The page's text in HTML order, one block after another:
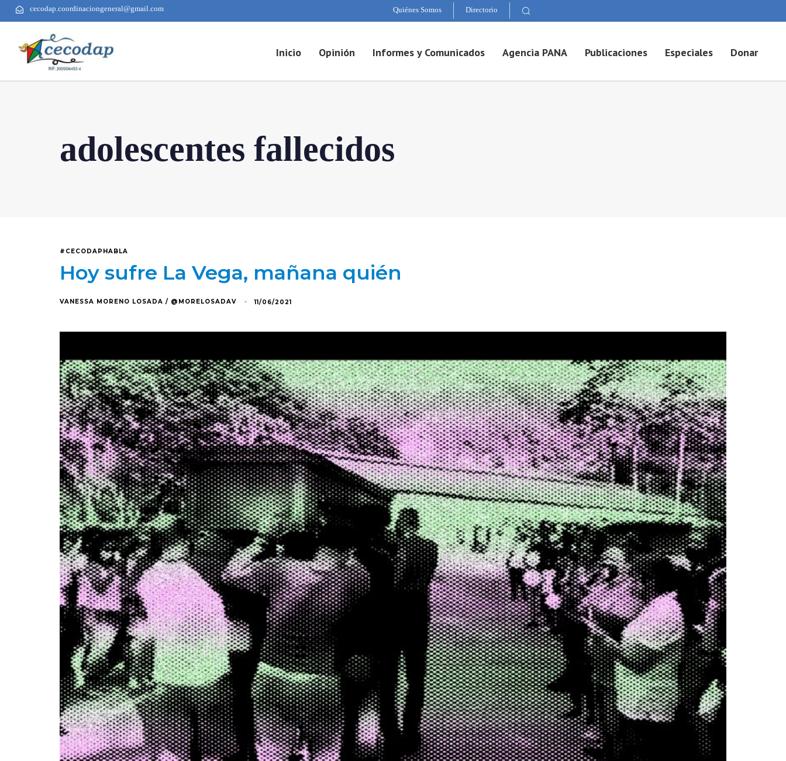
cecodap.coordinaciongeneral@gmail.com Quiénes Somos Directorio
Inicio Opinión Informes y Comunicados Agencia PANA Publicaciones Especiales Donar
adolescentes fallecidos
#CECODAPHABLA
Hoy sufre La Vega, mañana quién
VANESSA MORENO LOSADA / @MORELOSADAV 11/06/2021